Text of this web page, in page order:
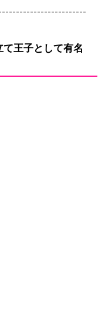
王子として有名